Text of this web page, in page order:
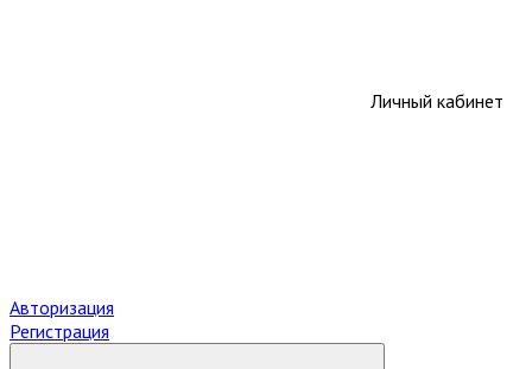
Личный кабинет
Авторизация
Регистрация